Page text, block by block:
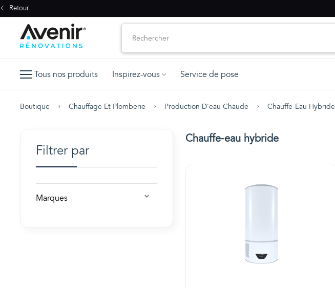
Retour
Tous nos produits Inspirez-vous Service de pose
Boutique Chauffage Et Plomberie Production D'eau Chaude Chauffe-Eau Hybride
Filtrer par
Marques
Chauffe-eau hybride